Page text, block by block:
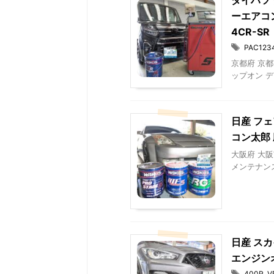
ーエア
4CR-SR
京都府 京
ップオン
日産 フ
コン太
大阪府 大
メンテナ
日産 ス
エンジ